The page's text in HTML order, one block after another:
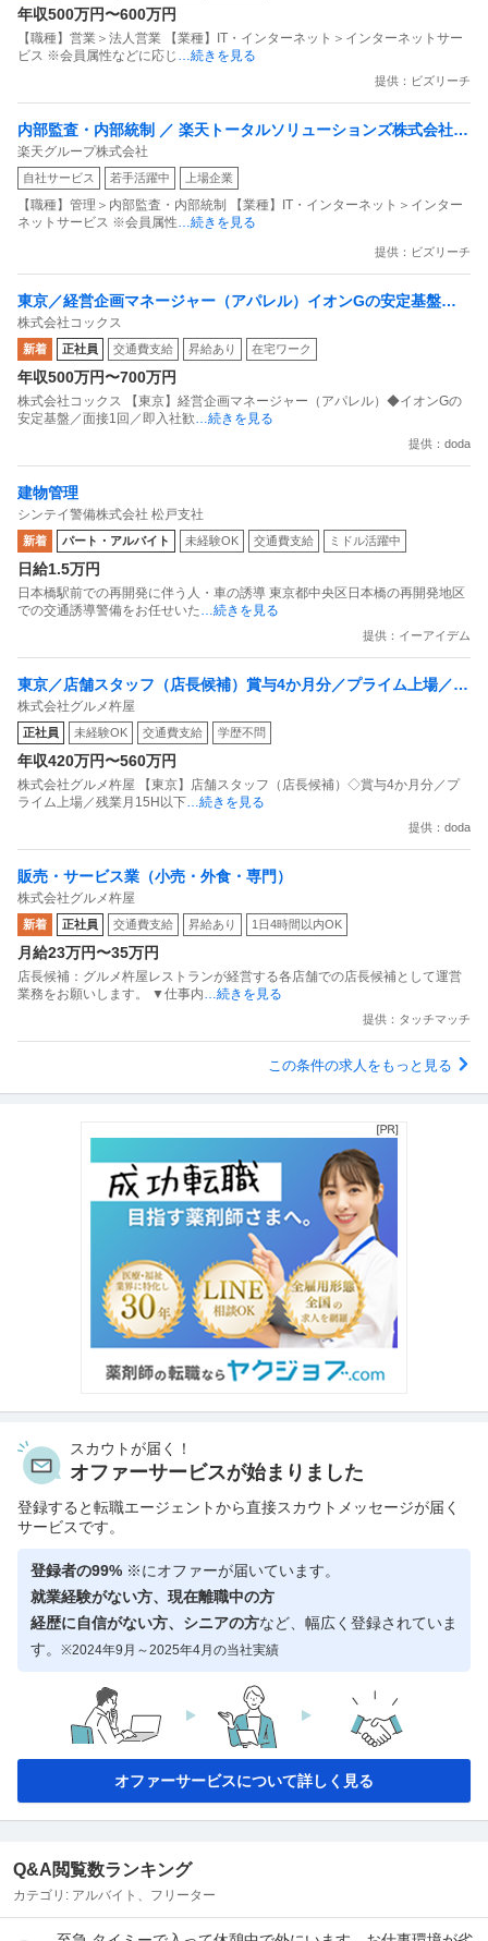
年収500万円〜600万円
【職種】営業＞法人営業 【業種】IT・インターネット＞インターネットサー
ビス ※会員属性などに応じ
…続きを見る
提供：ビズリーチ
内部監査・内部統制 ／ 楽天トータルソリューションズ株式会社
戦略事業コンプライアンス支援部 業務統制支援課：ショップコン
プライアンス推進担当（SBCSD）
楽天グループ株式会社
自社サービス 若手活躍中 上場企業
【職種】管理＞内部監査・内部統制 【業種】IT・インターネット＞インター
ネットサービス ※会員属性 …続きを見る
提供：ビズリーチ
東京／経営企画マネージャー（アパレル）イオンGの安定基盤／
面接1回／即入社歓迎
株式会社コックス
新着 正社員 交通費支給 昇給あり 在宅ワーク
年収500万円〜700万円
株式会社コックス 【東京】経営企画マネージャー（アパレル）◆イオンGの
安定基盤／面接1回／即入社歓 …続きを見る
提供：doda
建物管理
シンテイ警備株式会社 松戸支社
新着 パート・アルバイト 未経験OK 交通費支給 ミドル活躍中
日給1.5万円
日本橋駅前での再開発に伴う人・車の誘導 東京都中央区日本橋の再開発地区
での交通誘導警備をお任せいた …続きを見る
提供：イーアイデム
東京／店舗スタッフ（店長候補）賞与4か月分／プライム上場／残
業月15H以下／新店オープン多数
株式会社グルメ杵屋
正社員 未経験OK 交通費支給 学歴不問
年収420万円〜560万円
株式会社グルメ杵屋 【東京】店舗スタッフ（店長候補）◇賞与4か月分／プ
ライム上場／残業月15H以下 …続きを見る
提供：doda
販売・サービス業（小売・外食・専門）
株式会社グルメ杵屋
新着 正社員 交通費支給 昇給あり 1日4時間以内OK
月給23万円〜35万円
店長候補：グルメ杵屋レストランが経営する各店舗での店長候補として運営
業務をお願いします。 ▼仕事内 …続きを見る
提供：タッチマッチ
この条件の求人をもっと見る
スカウトが届く！
オファーサービスが始まりました
登録すると転職エージェントから直接スカウトメッセージが届く
サービスです。
登録者の99% ※にオファーが届いています。
就業経験がない方、現在離職中の方
経歴に自信がない方、シニアの方など、幅広く登録されていま
す。 ※2024年9月～2025年4月の当社実績
オファーサービスについて詳しく見る
Q&A閲覧数ランキング
カテゴリ: アルバイト、フリーター